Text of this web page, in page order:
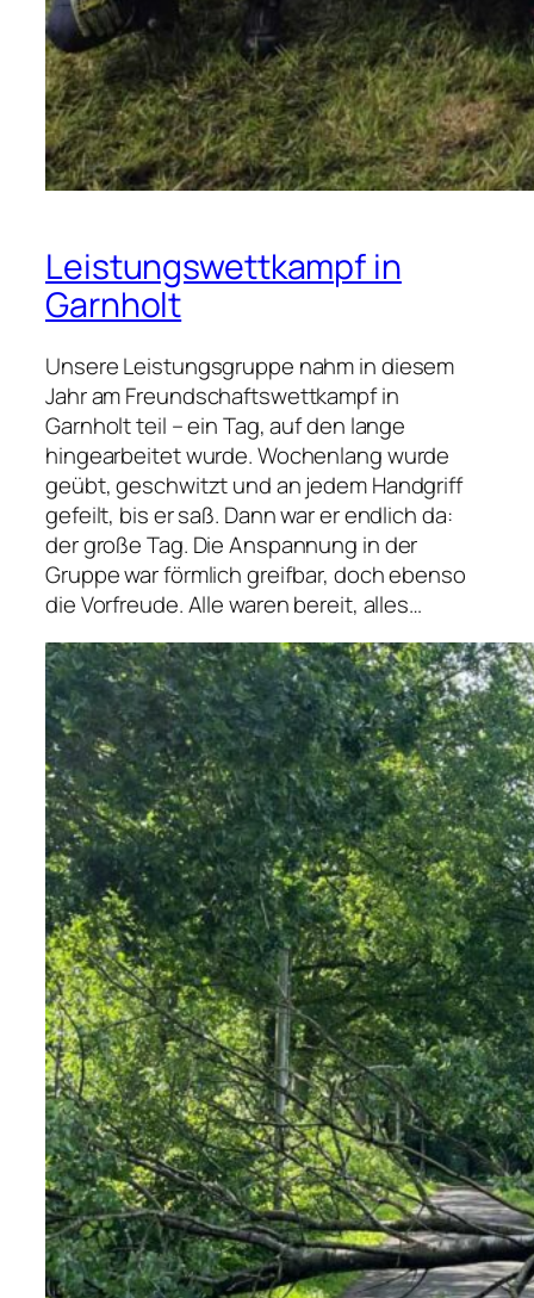
Leistungswettkampf in
Garnholt
Unsere Leistungsgruppe nahm in diesem
Jahr am Freundschaftswettkampf in
Garnholt teil – ein Tag, auf den lange
hingearbeitet wurde. Wochenlang wurde
geübt, geschwitzt und an jedem Handgriff
gefeilt, bis er saß. Dann war er endlich da:
der große Tag. Die Anspannung in der
Gruppe war förmlich greifbar, doch ebenso
die Vorfreude. Alle waren bereit, alles…